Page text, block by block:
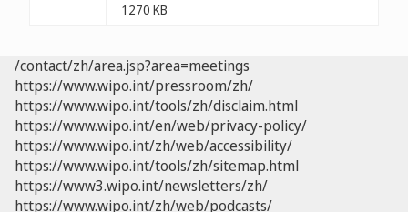
1270 KB
/contact/zh/area.jsp?area=meetings
https://www.wipo.int/pressroom/zh/
https://www.wipo.int/tools/zh/disclaim.html
https://www.wipo.int/en/web/privacy-policy/
https://www.wipo.int/zh/web/accessibility/
https://www.wipo.int/tools/zh/sitemap.html
https://www3.wipo.int/newsletters/zh/
https://www.wipo.int/zh/web/podcasts/